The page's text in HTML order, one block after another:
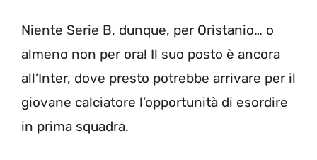
Niente Serie B, dunque, per Oristanio… o
almeno non per ora! Il suo posto è ancora
all’Inter, dove presto potrebbe arrivare per il
giovane calciatore l’opportunità di esordire
in prima squadra.